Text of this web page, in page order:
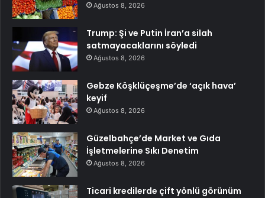
Ağustos 8, 2026
Trump: Şi ve Putin İran’a silah
satmayacaklarını söyledi
Ağustos 8, 2026
Gebze Köşklüçeşme’de ‘açık hava’
keyif
Ağustos 8, 2026
Güzelbahçe’de Market ve Gıda
İşletmelerine Sıkı Denetim
Ağustos 8, 2026
Ticari kredilerde çift yönlü görünüm